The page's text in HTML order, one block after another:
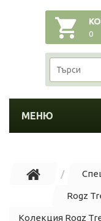
0
МЕНЮ
Rogz
Колекция Rogz